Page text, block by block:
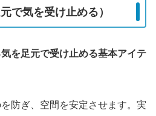
で気を受け止める）
を足元で受け止める基本アイテ
防ぎ、空間を安定させます。実